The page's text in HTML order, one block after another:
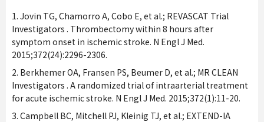
1. Jovin TG, Chamorro A, Cobo E, et al.; REVASCAT Trial
Investigators . Thrombectomy within 8 hours after
symptom onset in ischemic stroke. N Engl J Med.
2015;372(24):2296-2306.
2. Berkhemer OA, Fransen PS, Beumer D, et al.; MR CLEAN
Investigators . A randomized trial of intraarterial treatment
for acute ischemic stroke. N Engl J Med. 2015;372(1):11-20.
3. Campbell BC, Mitchell PJ, Kleinig TJ, et al.; EXTEND-IA